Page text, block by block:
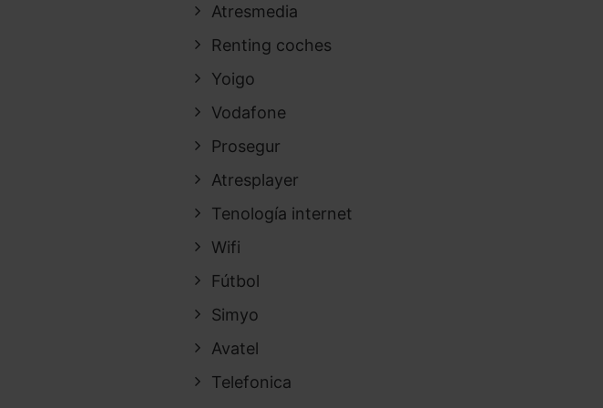
Atresmedia
Renting coches
Yoigo
Vodafone
Prosegur
Atresplayer
Tenología internet
Wifi
Fútbol
Simyo
Avatel
Telefonica